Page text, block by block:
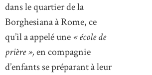
dans le quartier de la
Borghesiana à Rome, ce
qu’il a appelé une« école de
prière »,en compagnie
d’enfants se préparant à leur